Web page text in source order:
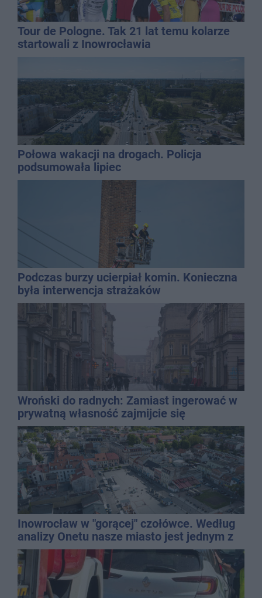
Tour de Pologne. Tak 21 lat temu kolarze
startowali z Inowrocławia
Połowa wakacji na drogach. Policja
podsumowała lipiec
Podczas burzy ucierpiał komin. Konieczna
była interwencja strażaków
Wroński do radnych: Zamiast ingerować w
prywatną własność zajmijcie się
gospodarką
Inowrocław w "gorącej" czołówce. Według
analizy Onetu nasze miasto jest jednym z
najbardziej narażonych na upały